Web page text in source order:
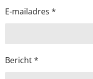
E-mailadres *
Bericht *